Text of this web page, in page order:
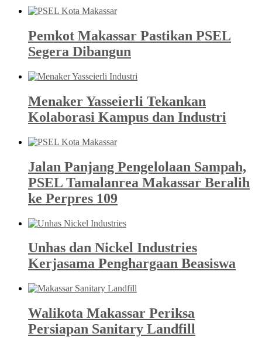
Pemkot Makassar Pastikan PSEL
Segera Dibangun
Menaker Yasseierli Tekankan
Kolaborasi Kampus dan Industri
Jalan Panjang Pengelolaan Sampah,
PSEL Tamalanrea Makassar Beralih
ke Perpres 109
Unhas dan Nickel Industries
Kerjasama Penghargaan Beasiswa
Walikota Makassar Periksa
Persiapan Sanitary Landfill